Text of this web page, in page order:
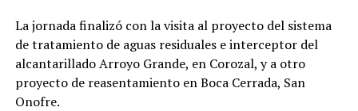
La jornada finalizó con la visita al proyecto del sistema
de tratamiento de aguas residuales e interceptor del
alcantarillado Arroyo Grande, en Corozal, y a otro
proyecto de reasentamiento en Boca Cerrada, San
Onofre.